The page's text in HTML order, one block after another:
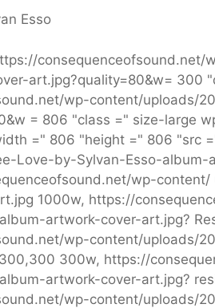
Esso
art.jpg?quality=80&w= 300
wp-content/uploads/
= 806 "class =" size-large
=" 806 "height =" 806 "src
Love-by-Sylvan-Esso-
wp-
1000w, https://
artwork-cover-art.jpg?
wp-content/uploads/
300w, https://
artwork-cover-art.jpg?
wp-content/uploads/